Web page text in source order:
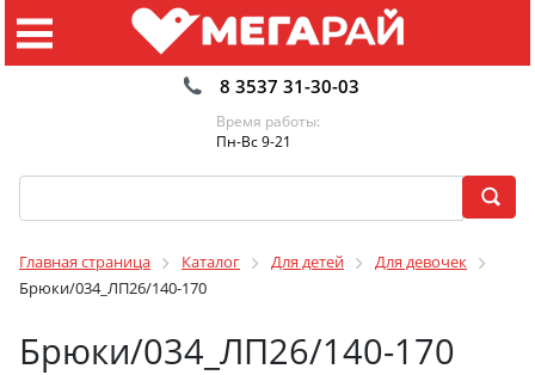
8 3537 31-30-03
Время работы:
Пн-Вс 9-21
Главная страница Каталог Для детей
Для девочек
Брюки/034_ЛП26/140-170
Брюки/034_ЛП26/140-170